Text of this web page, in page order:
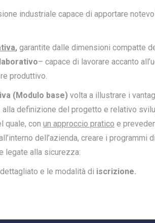
industriale capace di apportare
, garantite dalle dimensioni compatte
– capace di lavorare accanto
produttivo.
(Modulo base) volta a illustrare i
definizione del progetto e relativo
quale, con un approccio pratico e
dell’azienda, creare i
legate alla sicurezza:
dettagliato e le modalità di iscrizione.